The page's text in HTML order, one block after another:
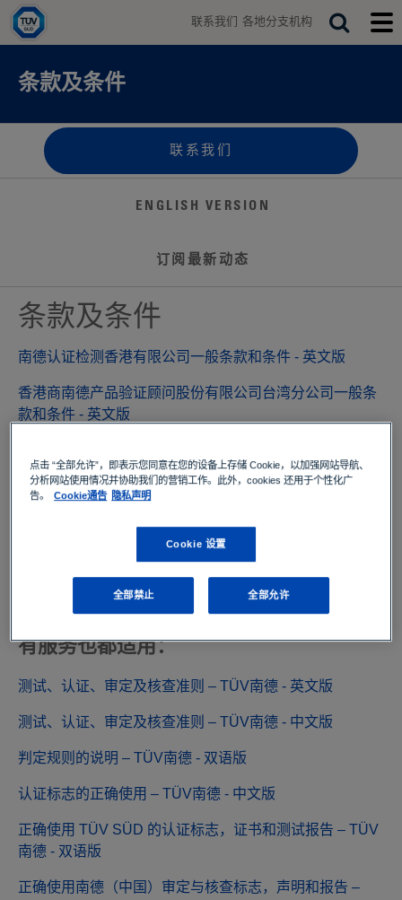
各地分支机构
联系我们
T
o
s
T
o
S
条款及条件
联系我们
ENGLISH VERSION
订阅最新动态
条款及条件
南德认证检测香港有限公司一般条款和条件 - 英文版
香港商南德产品验证顾问股份有限公司台湾分公司一般条
款和条件 - 英文版
南德认证检测（中国）有限公司以及中国境内的关联公司
南德认证检测（中国）有限公司以及中国境内的关联公司
一般条款和条件 - 中文版
除了上述的“一般条款和条件”，TÜV南德全
有服务也都适用：
测试、认证、审定及核查准则 – TÜV南德 - 英文版
测试、认证、审定及核查准则 – TÜV南德 - 中文版
判定规则的说明 – TÜV南德 - 双语版
认证标志的正确使用 – TÜV南德 - 中文版
正确使用 TÜV SÜD 的认证标志，证书和测试报告 – TÜV
南德 - 双语版
正确使用南德（中国）审定与核查标志，声明和报告 –
点击 “全部允许”，即表示您同意在您的设备上存储 Cookie，以加强网站导航、
分析网站使用情况并协助我们的营销工作。此外，cookies 还用于个性化广
告。
Cookie通告 隐私声明
Cookie 设置
全部禁止 全部允许